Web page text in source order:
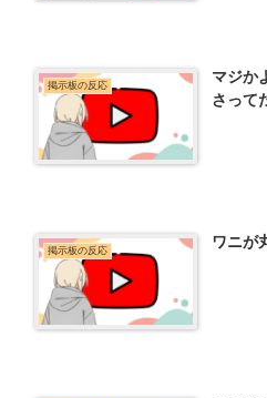
掲示板の反応
マジか
さって
掲示板の反応 ワニが